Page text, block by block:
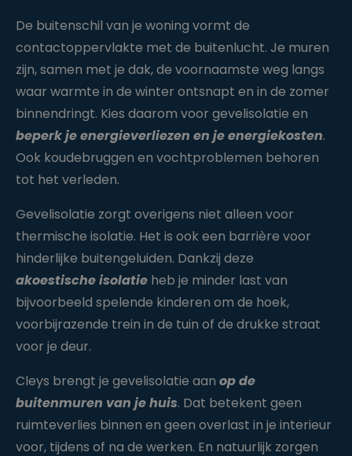
De buitenschil van je woning vormt de
contactoppervlakte met de buitenlucht. Je muren
zijn, samen met je dak, de voornaamste weg langs
waar warmte in de winter ontsnapt en in de zomer
binnendringt. Kies daarom voor gevelisolatie en
beperk je energieverliezen en je energiekosten.
Ook koudebruggen en vochtproblemen behoren
tot het verleden.
Gevelisolatie zorgt overigens niet alleen voor
thermische isolatie. Het is ook een barrière voor
hinderlijke buitengeluiden. Dankzij deze
akoestische isolatie heb je minder last van
bijvoorbeeld spelende kinderen om de hoek,
voorbijrazende trein in de tuin of de drukke straat
voor je deur.
Cleys brengt je gevelisolatie aan op de
buitenmuren van je huis. Dat betekent geen
ruimteverlies binnen en geen overlast in je interieur
voor, tijdens of na de werken. En natuurlijk zorgen